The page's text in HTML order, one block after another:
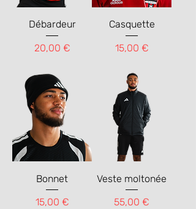
Débardeur
Prix
20,00 €
Casquette
Prix
15,00 €
Bonnet
Prix
15,00 €
Veste moltonée
Prix
55,00 €